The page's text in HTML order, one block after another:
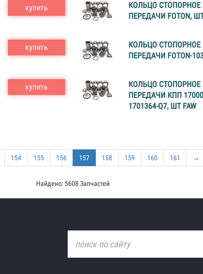
купить
КОЛЬЦО СТОПОРНОЕ
ПЕРЕДАЧИ FOTON,
купить
КОЛЬЦО СТОПОРНОЕ
ПЕРЕДАЧИ FOTON-
купить
КОЛЬЦО
ПЕРЕДАЧИ КПП
1701364-Q7, ШТ FAW
154 155 156 157 158 159 160 161 →
Найдено: 5608 Запчастей